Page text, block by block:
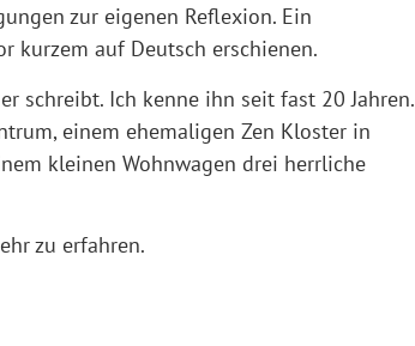
zur eigenen Reflexion. Ein
kurzem auf Deutsch erschienen.
schreibt. Ich kenne ihn seit fast 20 Jahren.
einem ehemaligen Zen Kloster in
kleinen Wohnwagen drei herrliche
zu erfahren.